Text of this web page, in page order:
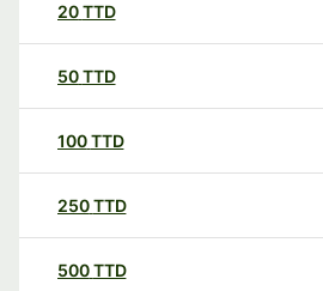
20TTD
50TTD
100TTD
250TTD
500TTD